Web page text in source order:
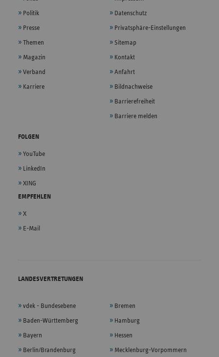
Politik
Presse
Themen
Magazin
Verband
Karriere
Datenschutz
Privatsphäre-Einstellungen
Sitemap
Kontakt
Anfahrt
Bildnachweise
Barrierefreiheit
Barriere melden
FOLGEN
YouTube
LinkedIn
XING
EMPFEHLEN
X
E-Mail
LANDESVERTRETUNGEN
vdek - Bundesebene
Baden-Württemberg
Bayern
Berlin/Brandenburg
Bremen
Hamburg
Hessen
Mecklenburg-Vorpommern